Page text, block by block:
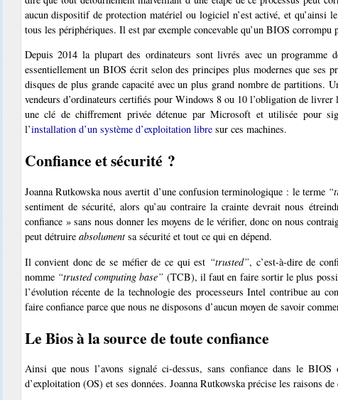
aucun dispositif de protection matériel ou logiciel n’est activé, et
tous les périphériques. Il est par exemple concevable qu’un BIOS
Depuis 2014 la plupart des ordinateurs sont livrés avec un programme
essentiellement un BIOS écrit selon des principes plus modernes que ses
disques de plus grande capacité avec un plus grand nombre de
vendeurs d’ordinateurs certifiés pour Windows 8 ou 10 l’obligation de
une clé de chiffrement privée détenue par Microsoft et utilisée pour
l’installation d’un système d’exploitation libresur ces machines.
Confiance et sécurité ?
Joanna Rutkowska nous avertit d’une confusion terminologique : le terme
sentiment de sécurité, alors qu’au contraire la crainte devrait nous
confiance » sans nous donner les moyens de le vérifier, donc on nous
peut détruire absolumentsa sécurité et tout ce qui en dépend.
Il convient donc de se méfier de ce qui est “trusted”, c’est-à-dire de
nomme “trusted computing base” (TCB), il faut en faire sortir le plus
l’évolution récente de la technologie des processeurs Intel contribue au
faire confiance parce que nous ne disposons d’aucun moyen de savoir
Le Bios à la source de toute confiance
Ainsi que nous l’avons signalé ci-dessus, sans confiance dans le
d’exploitation (OS) et ses données. Joanna Rutkowska précise les raisons